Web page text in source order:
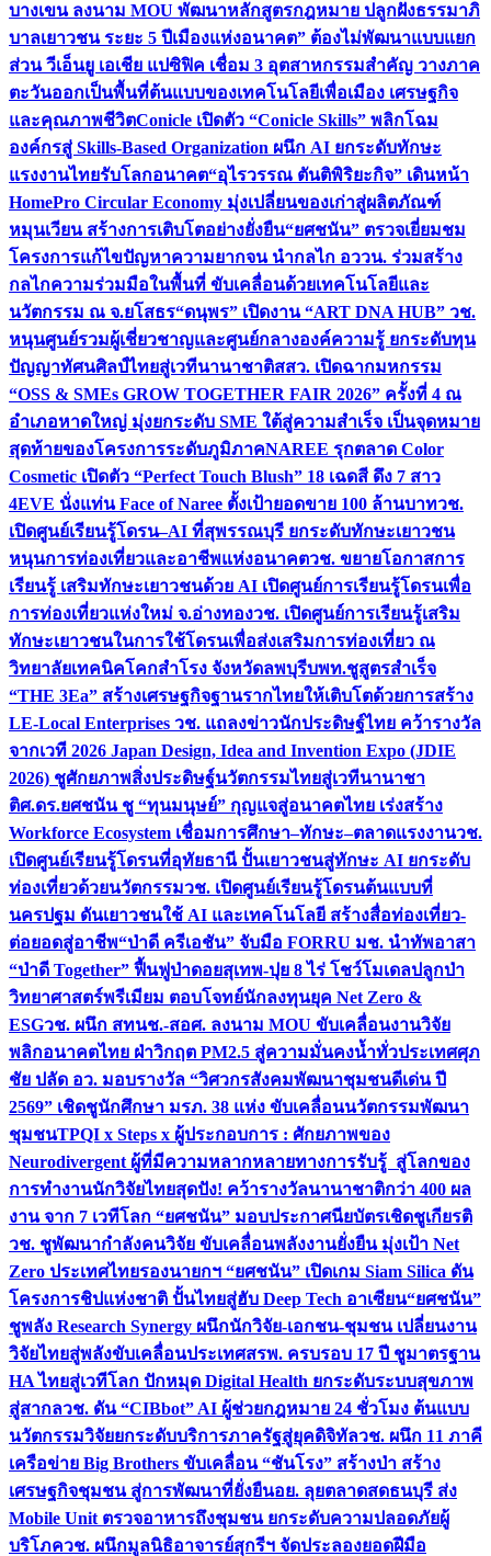
บางเขน ลงนาม MOU พัฒนาหลักสูตรกฎหมาย ปลูกฝังธรรมาภิ
บาลเยาวชน ระยะ 5 ปีเมืองแห่งอนาคต” ต้องไม่พัฒนาแบบแยก
ส่วน วีเอ็นยู เอเชีย แปซิฟิค เชื่อม 3 อุตสาหกรรมสำคัญ วางภาค
ตะวันออกเป็นพื้นที่ต้นแบบของเทคโนโลยีเพื่อเมือง เศรษฐกิจ
และคุณภาพชีวิตConicle เปิดตัว “Conicle Skills” พลิกโฉม
องค์กรสู่ Skills-Based Organization ผนึก AI ยกระดับทักษะ
แรงงานไทยรับโลกอนาคต“อุไรวรรณ ตันติพิริยะกิจ” เดินหน้า
HomePro Circular Economy มุ่งเปลี่ยนของเก่าสู่ผลิตภัณฑ์
หมุนเวียน สร้างการเติบโตอย่างยั่งยืน“ยศชนัน” ตรวจเยี่ยมชม
โครงการแก้ไขปัญหาความยากจน นำกลไก อววน. ร่วมสร้าง
กลไกความร่วมมือในพื้นที่ ขับเคลื่อนด้วยเทคโนโลยีและ
นวัตกรรม ณ จ.ยโสธร“ดนุพร” เปิดงาน “ART DNA HUB” วช.
หนุนศูนย์รวมผู้เชี่ยวชาญและศูนย์กลางองค์ความรู้ ยกระดับทุน
ปัญญาทัศนศิลป์ไทยสู่เวทีนานาชาติสสว. เปิดฉากมหกรรม
“OSS & SMEs GROW TOGETHER FAIR 2026” ครั้งที่ 4 ณ
อำเภอหาดใหญ่ มุ่งยกระดับ SME ใต้สู่ความสำเร็จ เป็นจุดหมาย
สุดท้ายของโครงการระดับภูมิภาคNAREE รุกตลาด Color
Cosmetic เปิดตัว “Perfect Touch Blush” 18 เฉดสี ดึง 7 สาว
4EVE นั่งแท่น Face of Naree ตั้งเป้ายอดขาย 100 ล้านบาทวช.
เปิดศูนย์เรียนรู้โดรน–AI ที่สุพรรณบุรี ยกระดับทักษะเยาวชน
หนุนการท่องเที่ยวและอาชีพแห่งอนาคตวช. ขยายโอกาสการ
เรียนรู้ เสริมทักษะเยาวชนด้วย AI เปิดศูนย์การเรียนรู้โดรนเพื่อ
การท่องเที่ยวแห่งใหม่ จ.อ่างทองวช. เปิดศูนย์การเรียนรู้เสริม
ทักษะเยาวชนในการใช้โดรนเพื่อส่งเสริมการท่องเที่ยว ณ
วิทยาลัยเทคนิคโคกสำโรง จังหวัดลพบุรีบพท.ชูสูตรสำเร็จ
“THE 3Ea” สร้างเศรษฐกิจฐานรากไทยให้เติบโตด้วยการสร้าง
LE-Local Enterprises วช. แถลงข่าวนักประดิษฐ์ไทย คว้ารางวัล
จากเวที 2026 Japan Design, Idea and Invention Expo (JDIE
2026) ชูศักยภาพสิ่งประดิษฐ์นวัตกรรมไทยสู่เวทีนานาชา
ติศ.ดร.ยศชนัน ชู “ทุนมนุษย์” กุญแจสู่อนาคตไทย เร่งสร้าง
Workforce Ecosystem เชื่อมการศึกษา–ทักษะ–ตลาดแรงงานวช.
เปิดศูนย์เรียนรู้โดรนที่อุทัยธานี ปั้นเยาวชนสู่ทักษะ AI ยกระดับ
ท่องเที่ยวด้วยนวัตกรรมวช. เปิดศูนย์เรียนรู้โดรนต้นแบบที่
นครปฐม ดันเยาวชนใช้ AI และเทคโนโลยี สร้างสื่อท่องเที่ยว-
ต่อยอดสู่อาชีพ“ป่าดี ครีเอชัน” จับมือ FORRU มช. นำทัพอาสา
“ป่าดี Together” ฟื้นฟูป่าดอยสุเทพ-ปุย 8 ไร่ โชว์โมเดลปลูกป่า
วิทยาศาสตร์พรีเมียม ตอบโจทย์นักลงทุนยุค Net Zero &
ESGวช. ผนึก สทนช.-สอศ. ลงนาม MOU ขับเคลื่อนงานวิจัย
พลิกอนาคตไทย ฝ่าวิกฤต PM2.5 สู่ความมั่นคงน้ำทั่วประเทศศุภ
ชัย ปลัด อว. มอบรางวัล “วิศวกรสังคมพัฒนาชุมชนดีเด่น ปี
2569” เชิดชูนักศึกษา มรภ. 38 แห่ง ขับเคลื่อนนวัตกรรมพัฒนา
ชุมชนTPQI x Steps x ผู้ประกอบการ : ศักยภาพของ
Neurodivergent ผู้ที่มีความหลากหลายทางการรับรู้ สู่โลกของ
การทำงานนักวิจัยไทยสุดปัง! คว้ารางวัลนานาชาติกว่า 400 ผล
งาน จาก 7 เวทีโลก “ยศชนัน” มอบประกาศนียบัตรเชิดชูเกียรติ
วช. ชูพัฒนากำลังคนวิจัย ขับเคลื่อนพลังงานยั่งยืน มุ่งเป้า Net
Zero ประเทศไทยรองนายกฯ “ยศชนัน” เปิดเกม Siam Silica ดัน
โครงการชิปแห่งชาติ ปั้นไทยสู่ฮับ Deep Tech อาเซียน“ยศชนัน”
ชูพลัง Research Synergy ผนึกนักวิจัย-เอกชน-ชุมชน เปลี่ยนงาน
วิจัยไทยสู่พลังขับเคลื่อนประเทศสรพ. ครบรอบ 17 ปี ชูมาตรฐาน
HA ไทยสู่เวทีโลก ปักหมุด Digital Health ยกระดับระบบสุขภาพ
สู่สากลวช. ดัน “CIBbot” AI ผู้ช่วยกฎหมาย 24 ชั่วโมง ต้นแบบ
นวัตกรรมวิจัยยกระดับบริการภาครัฐสู่ยุคดิจิทัลวช. ผนึก 11 ภาคี
เครือข่าย Big Brothers ขับเคลื่อน “ชันโรง” สร้างป่า สร้าง
เศรษฐกิจชุมชน สู่การพัฒนาที่ยั่งยืนอย. ลุยตลาดสดธนบุรี ส่ง
Mobile Unit ตรวจอาหารถึงชุมชน ยกระดับความปลอดภัยผู้
บริโภควช. ผนึกมูลนิธิอาจารย์สุกรีฯ จัดประลองยอดฝีมือ